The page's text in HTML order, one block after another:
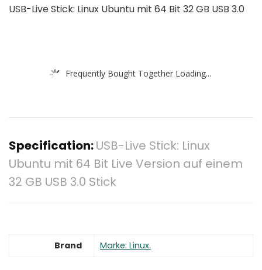
USB-Live Stick: Linux Ubuntu mit 64 Bit 32 GB USB 3.0
Frequently Bought Together Loading...
Specification:USB-Live Stick: Linux
Ubuntu mit 64 Bit Live Version auf einem
32 GB USB 3.0 Stick
Brand Marke: Linux.